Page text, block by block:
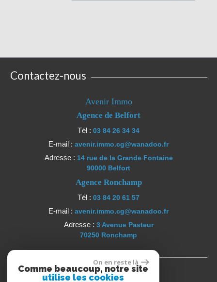
Contactez-nous
Avenir Immo
Agence de Belfort
Tél : 03 84 26 34 34
E-mail : avenir.immo.cg@wanadoo.fr
Adresse : 14 rue de la Grande Fontaine
90000 Belfort
Agence Ronchamp
Tél : 03 84 20 61 57
E-mail : avenir.immo.cg@wanadoo.fr
Adresse : 3 Avenue Pasteur
70250 Ronchamp
Se connecter
On en reste là
Comme beaucoup, notre site
utilise les cookies